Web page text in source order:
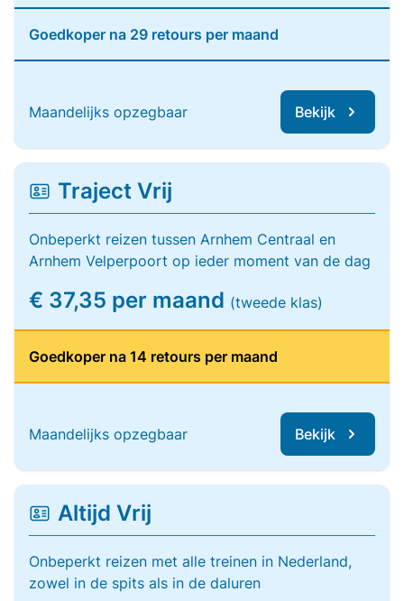
Goedkoper na 29 retours per maand
Maandelijks opzegbaar Bekijk
Traject Vrij
Onbeperkt reizen tussen Arnhem Centraal en
Arnhem Velperpoort op ieder moment van de dag
€ 37,35 per maand (tweede klas)
Goedkoper na 14 retours per maand
Maandelijks opzegbaar Bekijk
Altijd Vrij
Onbeperkt reizen met alle treinen in Nederland,
zowel in de spits als in de daluren